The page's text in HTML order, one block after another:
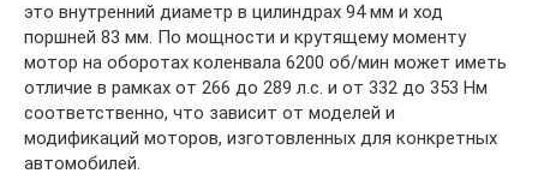
это внутренний диаметр в цилиндрах 94 мм и ход
поршней 83 мм. По мощности и крутящему моменту
мотор на оборотах коленвала 6200 об/мин может иметь
отличие в рамках от 266 до 289 л.с. и от 332 до 353 Нм
соответственно, что зависит от моделей и
модификаций моторов, изготовленных для конкретных
автомобилей.